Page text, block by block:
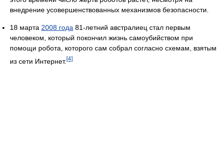
внедрение усовершенствованных механизмов безопасности.
18 марта 2008 года 81-летний австралиец стал первым
человеком, который покончил жизнь самоубийством при
помощи робота, которого сам собрал согласно схемам, взятым
из сети Интернет.[4]